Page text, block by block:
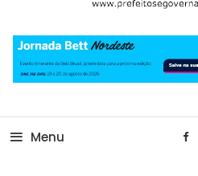
Prefeitos &
Menu